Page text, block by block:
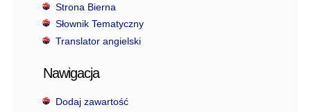
Strona Bierna
Słownik Tematyczny
Translator angielski
Nawigacja
Dodaj zawartość